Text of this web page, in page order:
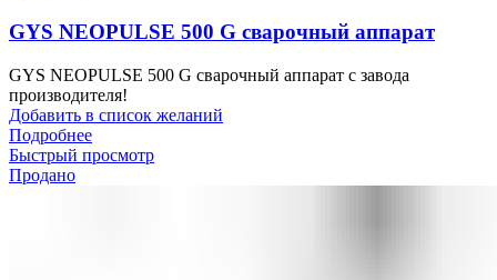
GYS NEOPULSE 500 G сварочный аппарат
GYS NEOPULSE 500 G сварочный аппарат с завода
производителя!
Добавить в список желаний
Подробнее
Быстрый просмотр
Продано